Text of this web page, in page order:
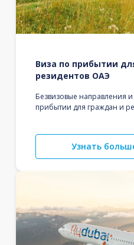
Виза по прибытии
резидентов ОАЭ
Безвизовые направления
прибытии для граждан и
Узнать